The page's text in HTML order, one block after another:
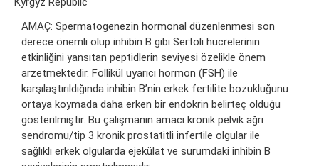
AMAÇ: Spermatogenezin hormonal düzenlenmesi son
derece önemli olup inhibin B gibi Sertoli hücrelerinin
etkinliğini yansıtan peptidlerin seviyesi özelikle önem
arzetmektedir. Follikül uyarıcı hormon (FSH) ile
karşılaştırıldığında inhibin B’nin erkek fertilite bozukluğunu
ortaya koymada daha erken bir endokrin belirteç olduğu
gösterilmiştir. Bu çalışmanın amacı kronik pelvik ağrı
sendromu/tip 3 kronik prostatitli infertile olgular ile
sağlıklı erkek olgularda ejekülat ve surumdaki inhibin B